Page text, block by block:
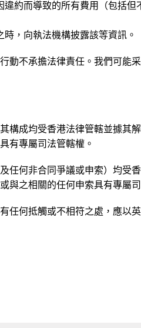
約而導致的所有費用（包括但
，向執法機構披露該等資訊。
動不承擔法律責任。我們可能
構成均受香港法律管轄並據其
有專屬司法管轄權。
任何非合同爭議或申索）均受
與之相關的任何申索具有專屬
任何抵觸或不相符之處，應以